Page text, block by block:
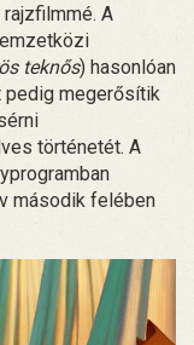
A
teknős) hasonlóan
pedig megerősítik
történetét. A
második felében